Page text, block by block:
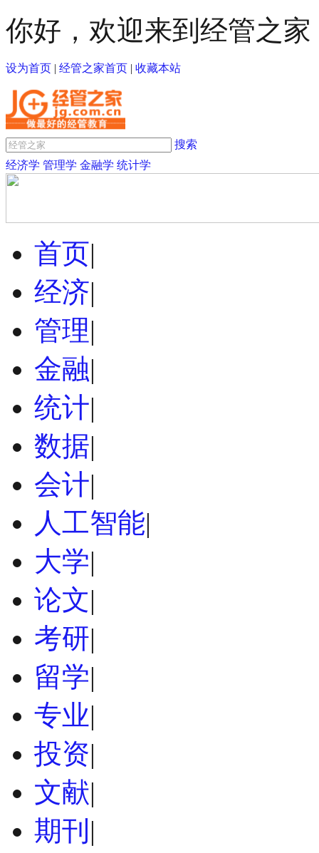
你好，欢迎来到经管之家
设为首页 | 经管之家首页 | 收藏本站
搜索
经济学 管理学 金融学 统计学
首页|
经济|
管理|
金融|
统计|
数据|
会计|
人工智能|
大学|
论文|
考研|
留学|
专业|
投资|
文献|
期刊 |